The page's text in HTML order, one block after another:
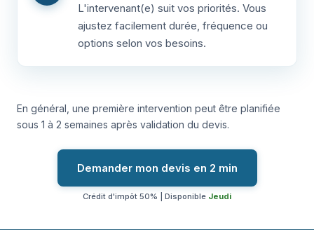
L'intervenant(e) suit vos priorités. Vous
ajustez facilement durée, fréquence ou
options selon vos besoins.
En général, une première intervention peut être planifiée
sous 1 à 2 semaines après validation du devis.
Demander mon devis en 2 min
Crédit d'impôt 50% | Disponible Jeudi